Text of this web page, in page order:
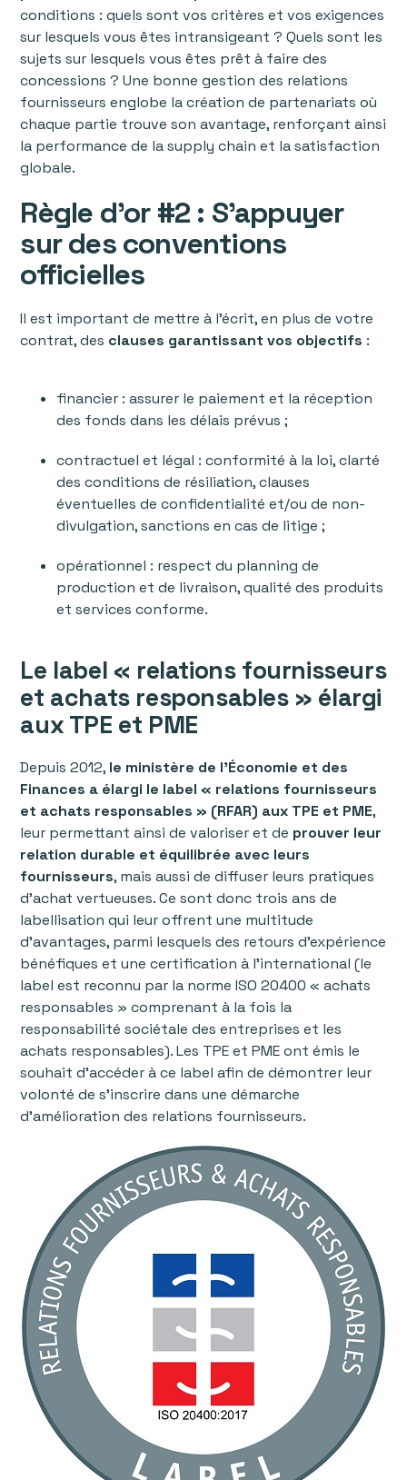
conditions : quels sont vos critères et vos exigences
sur lesquels vous êtes intransigeant ? Quels sont les
sujets sur lesquels vous êtes prêt à faire des
concessions ? Une bonne gestion des relations
fournisseurs englobe la création de partenariats où
chaque partie trouve son avantage, renforçant ainsi
la performance de la supply chain et la satisfaction
globale.
Règle d’or #2 : S’appuyer
sur des conventions
officielles
Il est important de mettre à l’écrit, en plus de votre
contrat, des clauses garantissant vos objectifs :
financier : assurer le paiement et la réception
des fonds dans les délais prévus ;
contractuel et légal : conformité à la loi, clarté
des conditions de résiliation, clauses
éventuelles de confidentialité et/ou de non-
divulgation, sanctions en cas de litige ;
opérationnel : respect du planning de
production et de livraison, qualité des produits
et services conforme.
Le label « relations fournisseurs
et achats responsables » élargi
aux TPE et PME
Depuis 2012, le ministère de l'Économie et des
Finances a élargi le label « relations fournisseurs
et achats responsables » (RFAR) aux TPE et PME,
leur permettant ainsi de valoriser et de prouver leur
relation durable et équilibrée avec leurs
fournisseurs, mais aussi de diffuser leurs pratiques
d’achat vertueuses. Ce sont donc trois ans de
labellisation qui leur offrent une multitude
d’avantages, parmi lesquels des retours d’expérience
bénéfiques et une certification à l’international (le
label est reconnu par la norme ISO 20400 « achats
responsables » comprenant à la fois la
responsabilité sociétale des entreprises et les
achats responsables). Les TPE et PME ont émis le
souhait d’accéder à ce label afin de démontrer leur
volonté de s’inscrire dans une démarche
d’amélioration des relations fournisseurs.